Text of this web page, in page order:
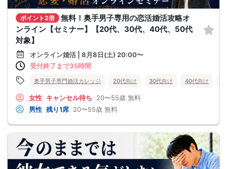
ポイント2倍
無料！奥手男子専用の恋活婚活攻略オ
ンライン【セミナー】【20代、30代、40代、50代
対象】
オンライン婚活 | 8月8日(土) 20:00〜
受付終了まで35時間
奥手男子専門婚活カレッジ 20代向け 30代向け 40代向け
女性 キャンセル待ち 20〜55歳 無料
男性 残り1席 20〜55歳 無料